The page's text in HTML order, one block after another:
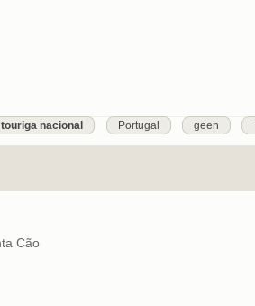
touriga nacional Portugal geen
Cão